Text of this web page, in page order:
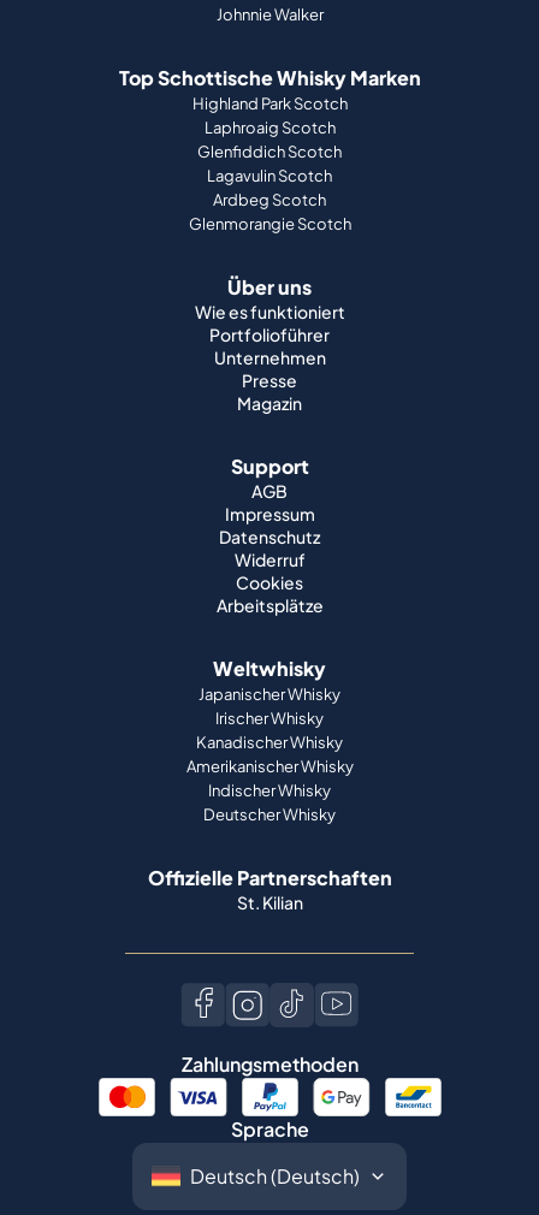
Johnnie Walker
Top Schottische Whisky Marken
Highland Park Scotch
Laphroaig Scotch
Glenfiddich Scotch
Lagavulin Scotch
Ardbeg Scotch
Glenmorangie Scotch
Über uns
Wie es funktioniert
Portfolioführer
Unternehmen
Presse
Magazin
Support
AGB
Impressum
Datenschutz
Widerruf
Cookies
Arbeitsplätze
Weltwhisky
Japanischer Whisky
Irischer Whisky
Kanadischer Whisky
Amerikanischer Whisky
Indischer Whisky
Deutscher Whisky
Offizielle Partnerschaften
St. Kilian
Zahlungsmethoden
Sprache